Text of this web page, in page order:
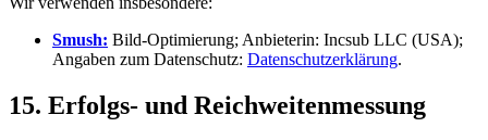
Smush: Bild-Optimierung; Anbieterin: Incsub LLC (USA);
Angaben zum Datenschutz: Datenschutzerklärung.
15. Erfolgs- und Reichweiten­messung